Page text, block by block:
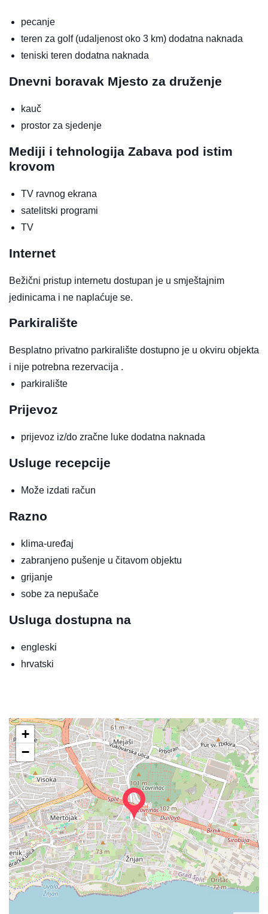
pecanje
teren za golf (udaljenost oko 3 km) dodatna naknada
teniski teren dodatna naknada
Dnevni boravak Mjesto za druženje
kauč
prostor za sjedenje
Mediji i tehnologija Zabava pod istim
krovom
TV ravnog ekrana
satelitski programi
TV
Internet
Bežični pristup internetu dostupan je u smještajnim
jedinicama i ne naplaćuje se.
Parkiralište
Besplatno privatno parkiralište dostupno je u okviru objekta
i nije potrebna rezervacija .
parkiralište
Prijevoz
prijevoz iz/do zračne luke dodatna naknada
Usluge recepcije
Može izdati račun
Razno
klima-uređaj
zabranjeno pušenje u čitavom objektu
grijanje
sobe za nepušače
Usluga dostupna na
engleski
hrvatski
+
−